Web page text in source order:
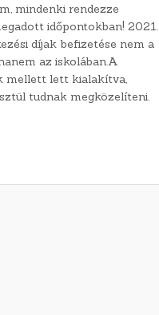
mindenki rendezze
időpontokban! 2021.
díjak befizetése nem a
az iskolában.A
mellett lett kialakítva,
tudnak megközelíteni.